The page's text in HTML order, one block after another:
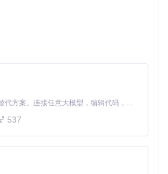
Claude Code 的开源替代方案。连接任意大模型，编辑代码，运行命令，自动验证 — 全自动执行。用 Rust 构建，极致性能。 ｜ An open-source alternative to Claude Code. Connect any LLM, edit code, run commands, and verify changes — autonomously. Built in Rust for speed. Get Started
537